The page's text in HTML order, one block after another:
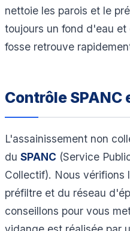
nettoie les parois et le
toujours un fond d'eau
fosse retrouve
Contrôle
L'assainissement non
du SPANC (Service
Collectif). Nous vérifions
préfiltre et du réseau
conseillons pour vous